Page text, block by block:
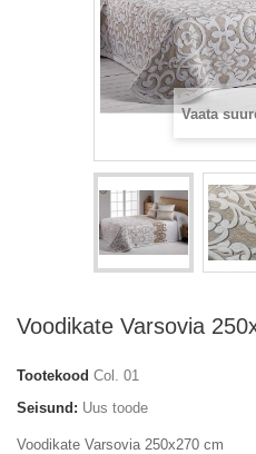
Vaata
Voodikate Varsovia
Tootekood Col. 01
Seisund: Uus toode
Voodikate Varsovia 250x270 cm